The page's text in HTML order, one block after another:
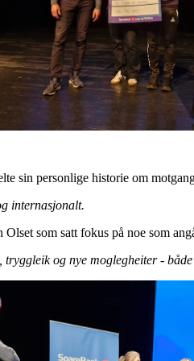
sin personlige historie om
internasjonalt.
som satt fokus på noe som
og nye moglegheiter -